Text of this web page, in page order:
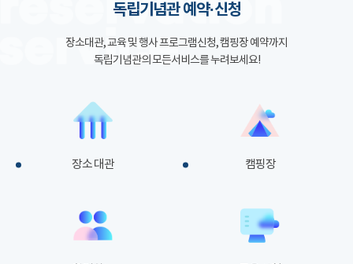
독립기념관 예약·신청
장소대관, 교육 및 행사 프로그램신청, 캠핑장 예약까지
독립기념관의 모든서비스를 누려보세요!
장소 대관 캠핑장